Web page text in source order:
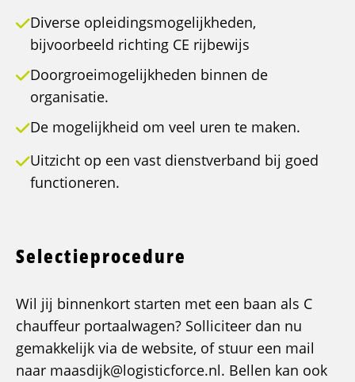
Diverse opleidingsmogelijkheden,
bijvoorbeeld richting CE rijbewijs
Doorgroeimogelijkheden binnen de
organisatie.
De mogelijkheid om veel uren te maken.
Uitzicht op een vast dienstverband bij goed
functioneren.
Selectieprocedure
Wil jij binnenkort starten met een baan als C
chauffeur portaalwagen? Solliciteer dan nu
gemakkelijk via de website, of stuur een mail
naar maasdijk@logisticforce.nl. Bellen kan ook